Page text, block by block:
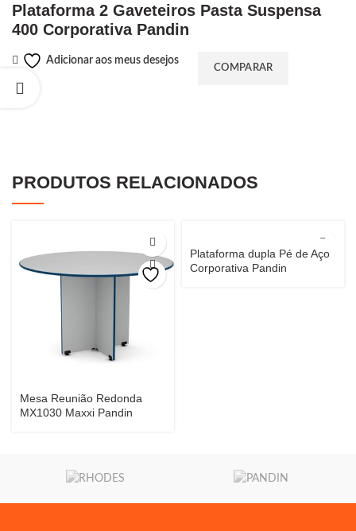
Plataforma 2 Gaveteiros Pasta Suspensa
400 Corporativa Pandin
Adicionar aos meus desejos
COMPARAR
PRODUTOS RELACIONADOS
Mesa Reunião Redonda
MX1030 Maxxi Pandin
Plataforma dupla Pé de Aço
Corporativa Pandin